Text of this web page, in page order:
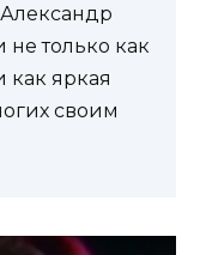
не только как
яркая
своим